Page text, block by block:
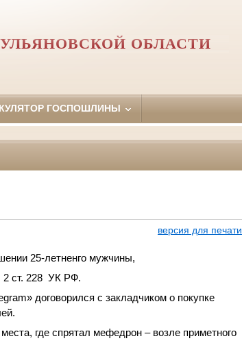
ОБЛАСТИ
ГОСПОШЛИНЫ
версия для печати
25-летненго мужчины,
2 ст. 228 УК РФ.
договорился с закладчиком о покупке
где спрятал мефедрон – возле приметного